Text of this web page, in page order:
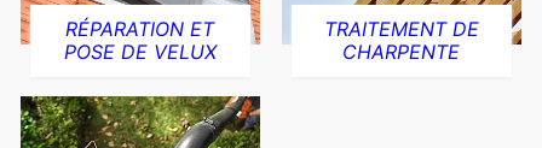
RÉPARATION ET
POSE DE VELUX
TRAITEMENT DE
CHARPENTE